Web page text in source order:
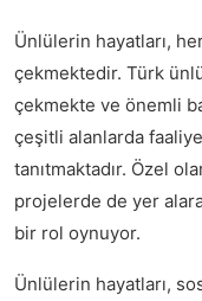
Ünlülerin hayatları,
çekmektedir. Türk
çekmekte ve önemli
çeşitli alanlarda
tanıtmaktadır. Özel
projelerde de yer
bir rol oynuyor.
Ünlülerin hayatları,